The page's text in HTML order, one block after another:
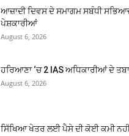
ਆਜ਼ਾਦੀ ਦਿਵਸ ਦੇ ਸਮਾਗਮ ਸਬੰਧੀ
ਪੇਸ਼ਕਾਰੀਆਂ
August 6, 2026
ਹਰਿਆਣਾ ‘ਚ 2 IAS ਅਧਿਕਾਰੀਆਂ ਦੇ
August 6, 2026
ਸਿੱਖਿਆ ਖੇਤਰ ਲਈ ਪੈਸੇ ਦੀ ਕੋਈ ਕਮੀ